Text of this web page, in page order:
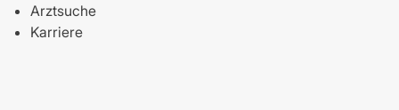
Arztsuche
Karriere